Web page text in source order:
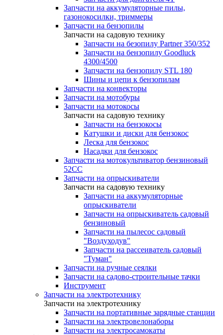
Запчасти на аккумуляторные пилы,
газонокосилки, триммеры
Запчасти на бензопилы
Запчасти на садовую технику
Запчасти на безопилу Partner 350/352
Запчасти на бензопилу Goodluck
4300/4500
Запчасти на бензопилу STL 180
Шины и цепи к бензопилам
Запчасти на конвекторы
Запчасти на мотобуры
Запчасти на мотокосы
Запчасти на садовую технику
Запчасти на бензокосы
Катушки и диски для бензокос
Леска для бензокос
Насадки для бензокос
Запчасти на мотокультиватор бензиновый
52СС
Запчасти на опрыскиватели
Запчасти на садовую технику
Запчасти на аккумуляторные
опрыскиватели
Запчасти на опрыскиватель садовый
бензиновый
Запчасти на пылесос садовый
"Воздуходув"
Запчасти на рассеиватель садовый
"Туман"
Запчасти на ручные сеялки
Запчасти на садово-строительные тачки
Инструмент
Запчасти на электротехнику
Запчасти на электротехнику
Запчасти на портативные зарядные станции
Запчасти на электровелонаборы
Запчасти на электросамокаты